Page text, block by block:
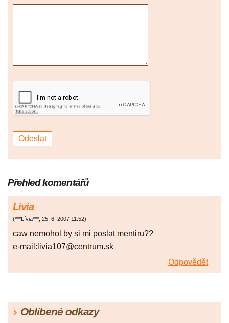
Přehled komentářů
Livia
(***Lívia***, 25. 6. 2007 11:52)
caw nemohol by si mi poslat mentiru??
e-mail:livia107@centrum.sk
Odpovědět
Oblíbené odkazy